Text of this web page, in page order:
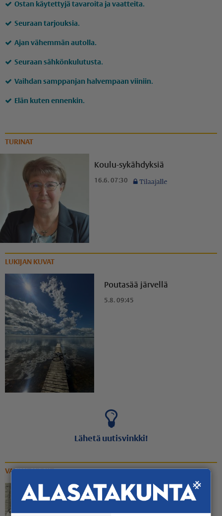
Ostan käytettyjä tavaroita ja vaatteita.
Seuraan tarjouksia.
Ajan vähemmän autolla.
Seuraan sähkönkulutusta.
Vaihdan samppanjan halvempaan viiniin.
Elän kuten ennenkin.
TURINAT
Koulu-sykähdyksiä
16.6. 07:30
LUKIJAN KUVAT
Poutasää järvellä
5.8. 09:45
Lähetä uutisvinkki!
VANHAT KUVAT
Rippinuorten rennompi